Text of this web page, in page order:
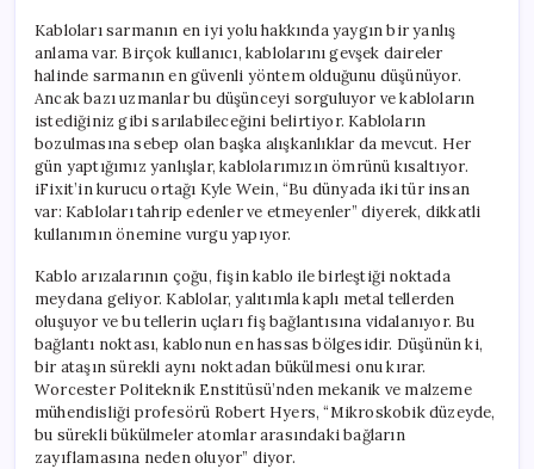
Kabloları sarmanın en iyi yolu hakkında yaygın bir yanlış
anlama var. Birçok kullanıcı, kablolarını gevşek daireler
halinde sarmanın en güvenli yöntem olduğunu düşünüyor.
Ancak bazı uzmanlar bu düşünceyi sorguluyor ve kabloların
istediğiniz gibi sarılabileceğini belirtiyor. Kabloların
bozulmasına sebep olan başka alışkanlıklar da mevcut. Her
gün yaptığımız yanlışlar, kablolarımızın ömrünü kısaltıyor.
iFixit’in kurucu ortağı Kyle Wein, “Bu dünyada iki tür insan
var: Kabloları tahrip edenler ve etmeyenler” diyerek, dikkatli
kullanımın önemine vurgu yapıyor.
Kablo arızalarının çoğu, fişin kablo ile birleştiği noktada
meydana geliyor. Kablolar, yalıtımla kaplı metal tellerden
oluşuyor ve bu tellerin uçları fiş bağlantısına vidalanıyor. Bu
bağlantı noktası, kablonun en hassas bölgesidir. Düşünün ki,
bir ataşın sürekli aynı noktadan bükülmesi onu kırar.
Worcester Politeknik Enstitüsü’nden mekanik ve malzeme
mühendisliği profesörü Robert Hyers, “Mikroskobik düzeyde,
bu sürekli bükülmeler atomlar arasındaki bağların
zayıflamasına neden oluyor” diyor.